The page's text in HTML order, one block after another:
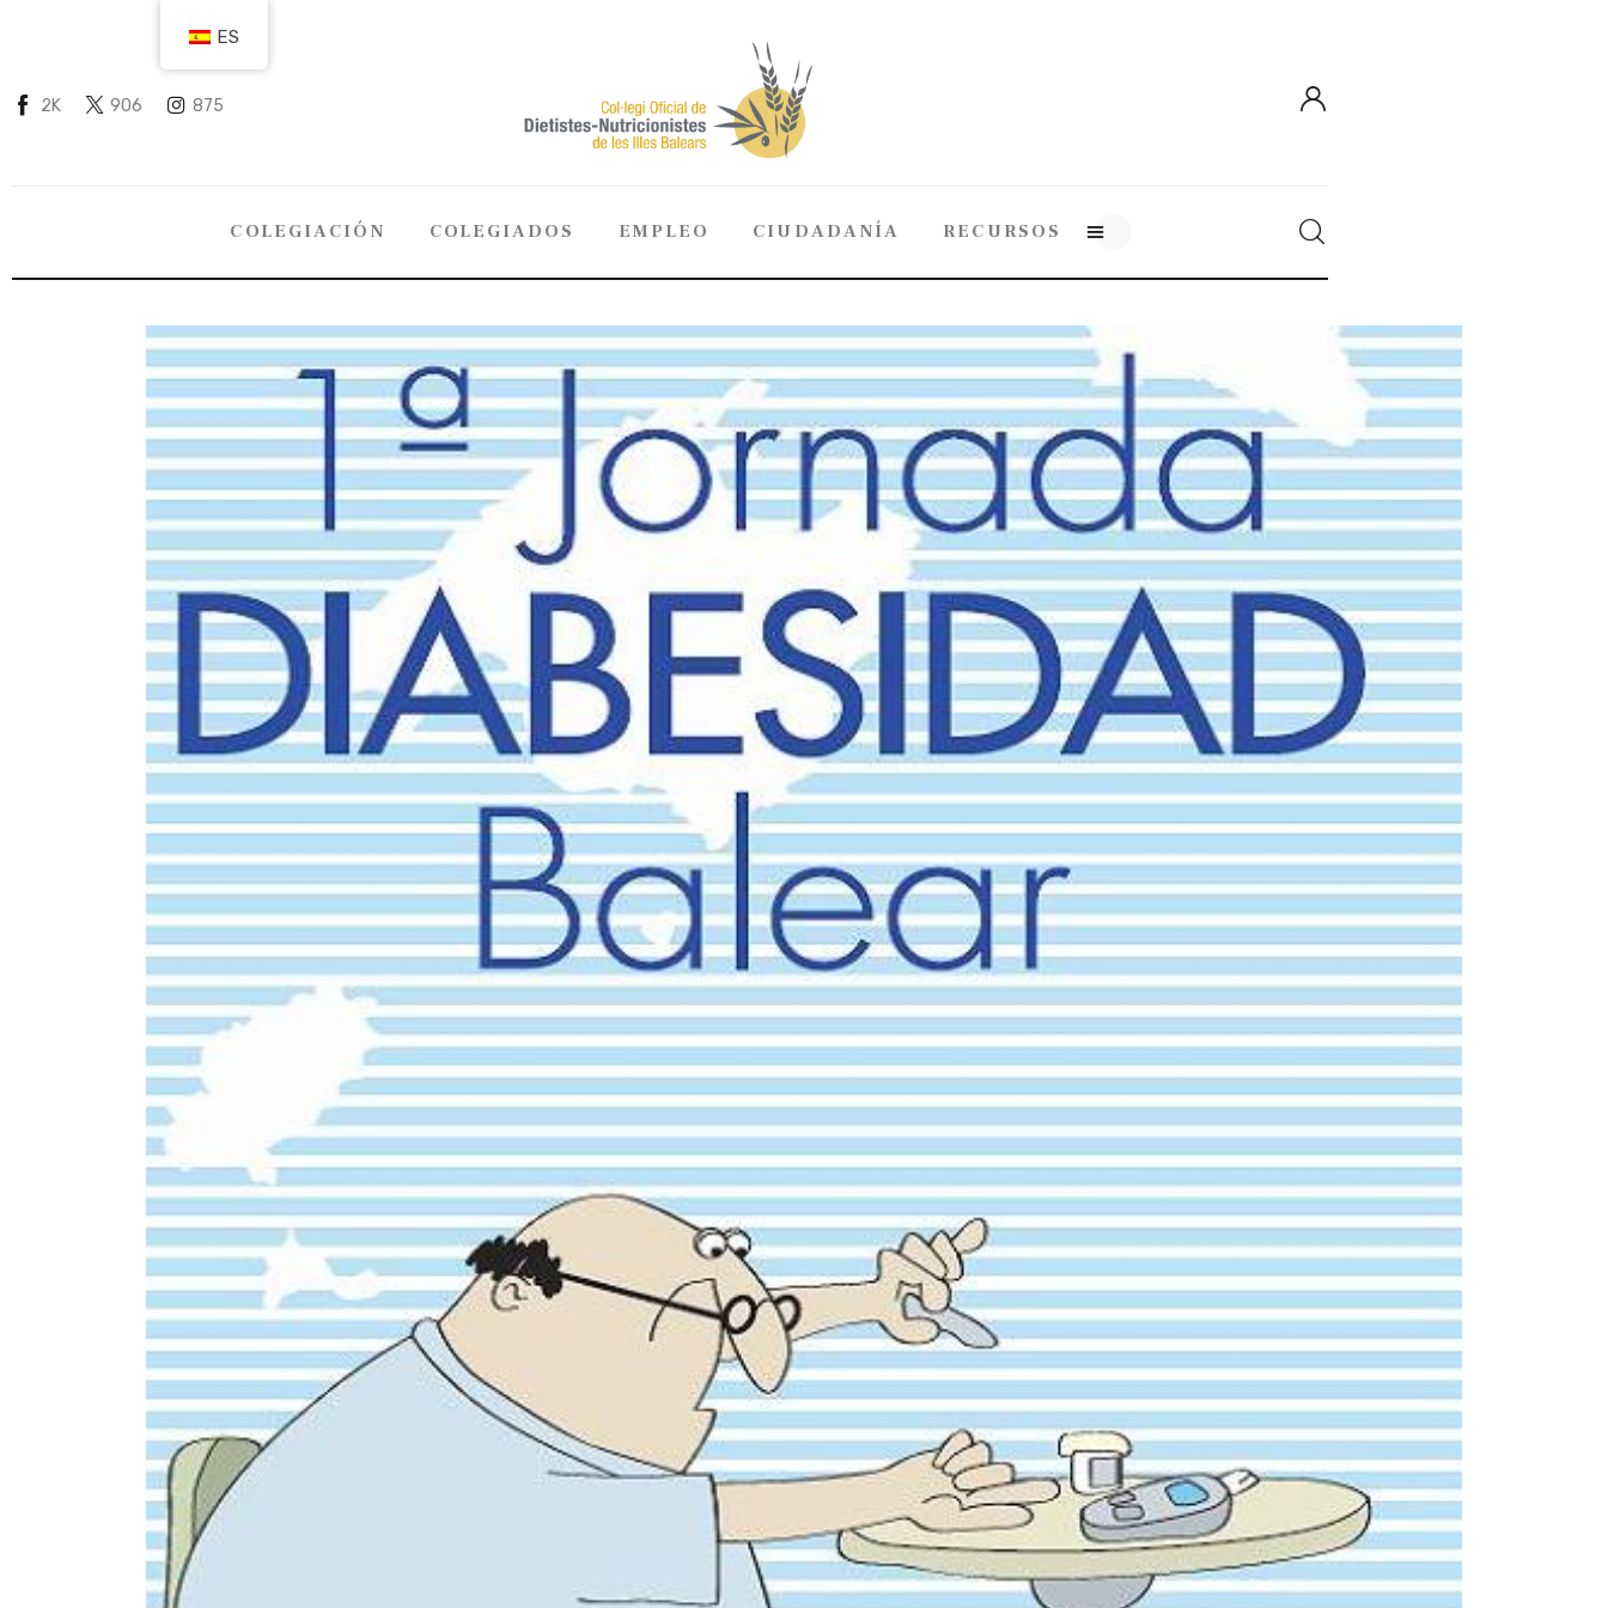
2K 906 875
COLEGIACIÓN COLEGIADOS EMPLEO CIUDADANÍA RECURSOS
COLEGIACIÓN COLEGIADOS EMPLEO CIUDADANÍA RECURSOS
COLEGIADOS
TRANSPARENCIA
ES